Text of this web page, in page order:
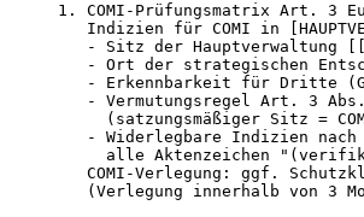
1. COMI-Prüfungsmatrix Art. 3
Indizien für COMI in
- Sitz der Hauptverwaltung
- Ort der strategischen
- Erkennbarkeit für Dritte
- Vermutungsregel Art. 3
(satzungsmäßiger Sitz =
- Widerlegbare Indizien
alle Aktenzeichen
COMI-Verlegung: ggf.
(Verlegung innerhalb von 3